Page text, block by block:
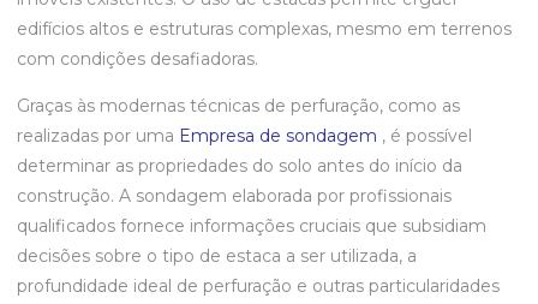
edifícios altos e estruturas complexas, mesmo em terrenos
com condições desafiadoras.
Graças às modernas técnicas de perfuração, como as
realizadas por uma Empresa de sondagem , é possível
determinar as propriedades do solo antes do início da
construção. A sondagem elaborada por profissionais
qualificados fornece informações cruciais que subsidiam
decisões sobre o tipo de estaca a ser utilizada, a
profundidade ideal de perfuração e outras particularidades